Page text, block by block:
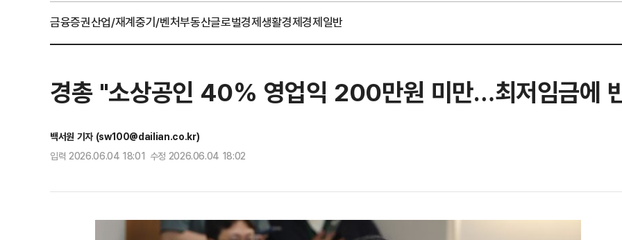
금융증권산업/재계중기/벤처부동산글로벌경제생활경제경제일반
경총 "소상공인 40% 영업익 200만원 미만…최저임금에
백서원 기자 (sw100@dailian.co.kr)
입력 2026.06.04 18:01 수정 2026.06.04 18:02